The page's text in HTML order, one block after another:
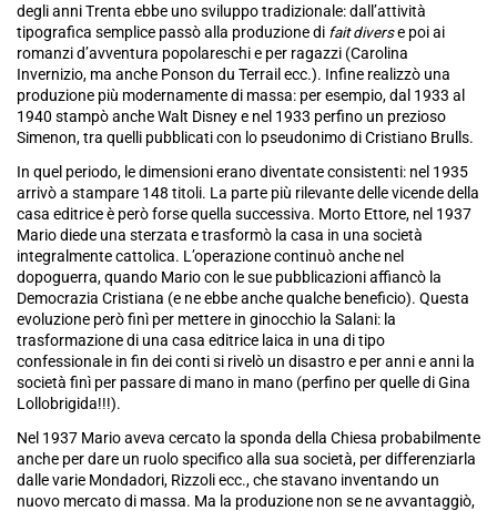
degli anni Trenta ebbe uno sviluppo tradizionale: dall’attività
tipografica semplice passò alla produzione di fait diverse poi ai
romanzi d’avventura popolareschi e per ragazzi (Carolina
Invernizio, ma anche Ponson du Terrail ecc.). Infine realizzò una
produzione più modernamente di massa: per esempio, dal 1933 al
1940 stampò anche Walt Disney e nel 1933 perfino un prezioso
Simenon, tra quelli pubblicati con lo pseudonimo di Cristiano Brulls.
In quel periodo, le dimensioni erano diventate consistenti: nel 1935
arrivò a stampare 148 titoli. La parte più rilevante delle vicende della
casa editrice è però forse quella successiva. Morto Ettore, nel 1937
Mario diede una sterzata e trasformò la casa in una società
integralmente cattolica. L’operazione continuò anche nel
dopoguerra, quando Mario con le sue pubblicazioni affiancò la
Democrazia Cristiana (e ne ebbe anche qualche beneficio). Questa
evoluzione però finì per mettere in ginocchio la Salani: la
trasformazione di una casa editrice laica in una di tipo
confessionale in fin dei conti si rivelò un disastro e per anni e anni la
società finì per passare di mano in mano (perfino per quelle di Gina
Lollobrigida!!!).
Nel 1937 Mario aveva cercato la sponda della Chiesa probabilmente
anche per dare un ruolo specifico alla sua società, per differenziarla
dalle varie Mondadori, Rizzoli ecc., che stavano inventando un
nuovo mercato di massa. Ma la produzione non se ne avvantaggiò,